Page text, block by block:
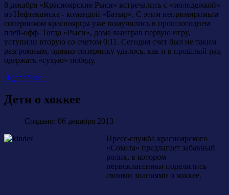
8 декабря «Красноярские Рыси» встречались с «молодежкой»
из Нефтекамска - командой «Батыр». С этим непримиримым
соперником красноярцы уже помучились в прошлогоднем
плей-офф. Тогда «Рыси», дома выиграв первую игру,
уступили вторую со счетом 0:11. Сегодня счет был не таким
разгромным, однако сопернику удалось, как и в прошлый раз,
одержать «сухую» победу.
Подробнее...
Дети о хоккее
Создано: 06 декабря 2013
Пресс-служба красноярского
«Сокола» предлагает забавный
ролик, в котором
первоклассники поделились
своими знаниями о хоккее.